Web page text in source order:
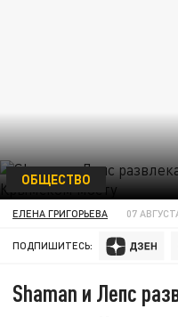
ОБЩЕСТВО
ЕЛЕНА ГРИГОРЬЕВА 07
ПОДПИШИТЕСЬ:
Shaman и Лепс